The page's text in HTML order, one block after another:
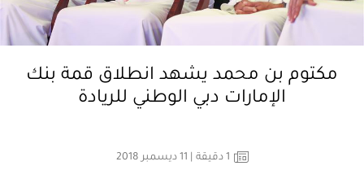
مكتوم بن محمد يشهد انطلاق قمة بنك
الإمارات دبي الوطني للريادة
1 دقيقة